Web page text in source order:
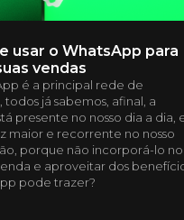
usar o WhatsApp para
vendas
é a principal rede de
já sabemos, afinal, a
presente no nosso dia a dia,
maior e recorrente no nosso
porque não incorporá-lo no
e aproveitar dos
pode trazer?